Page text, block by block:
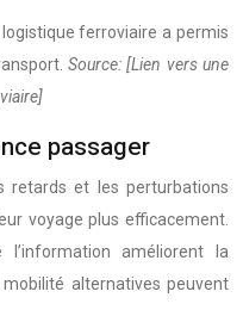
ferroviaire a permis
Source: [Lien vers une
passager
retards et les perturbations
voyage plus efficacement.
améliorent la
alternatives peuvent